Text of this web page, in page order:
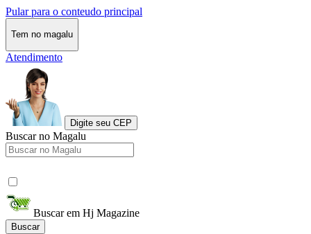
Pular para o conteudo principal
Tem no magalu
Atendimento
Digite seu CEP
Buscar no Magalu
Buscar em Hj Magazine
Buscar